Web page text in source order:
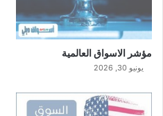
مؤشر الاسواق العالمية
يونيو 30, 2026